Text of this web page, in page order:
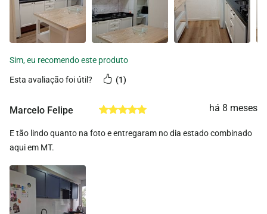
esta avaliação foi útil? 1
Marcelo Felipe há 8 meses
E tão lindo quanto na foto e entregaram no dia estado combinado
aqui em MT.